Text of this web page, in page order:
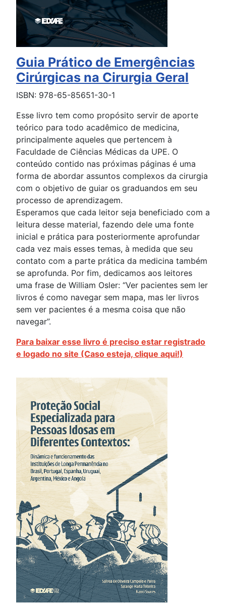
Guia Prático de Emergências
Cirúrgicas na Cirurgia Geral
ISBN: 978-65-85651-30-1
Esse livro tem como propósito servir de aporte
teórico para todo acadêmico de medicina,
principalmente aqueles que pertencem à
Faculdade de Ciências Médicas da UPE. O
conteúdo contido nas próximas páginas é uma
forma de abordar assuntos complexos da cirurgia
com o objetivo de guiar os graduandos em seu
processo de aprendizagem.
Esperamos que cada leitor seja beneficiado com a
leitura desse material, fazendo dele uma fonte
inicial e prática para posteriormente aprofundar
cada vez mais esses temas, à medida que seu
contato com a parte prática da medicina também
se aprofunda. Por fim, dedicamos aos leitores
uma frase de William Osler: “Ver pacientes sem ler
livros é como navegar sem mapa, mas ler livros
sem ver pacientes é a mesma coisa que não
navegar”.
Para baixar esse livro é preciso estar registrado
e logado no site (Caso esteja, clique aqui!)